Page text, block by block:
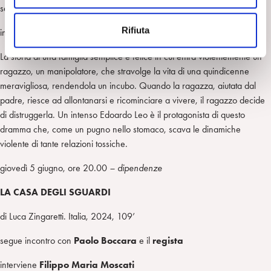
s
Rifiuta
segue incontro conAlessandra Ballonie ilregista
interviene
La storia di una famiglia semplice e felice in cui entra violentemente un
ragazzo, un manipolatore, che stravolge la vita di una quindicenne
meravigliosa, rendendola un incubo. Quando la ragazza, aiutata dal
padre, riesce ad allontanarsi e ricominciare a vivere, il ragazzo decide
di distruggerla. Un intenso Edoardo Leo è il protagonista di questo
dramma che, come un pugno nello stomaco, scava le dinamiche
violente di tante relazioni tossiche.
giovedì 5 giugno, ore 20.00 – dipendenze
LA CASA DEGLI SGUARDI
di Luca Zingaretti. Italia, 2024, 109’
segue incontro con Paolo Boccara e il regista
interviene Filippo Maria Moscati